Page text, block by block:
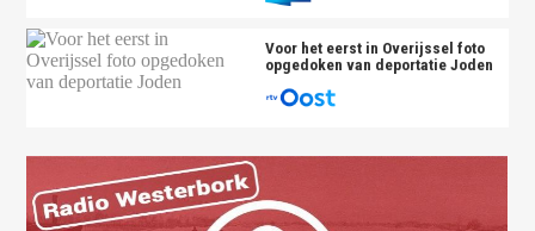
Voor het eerst in Overijssel foto
opgedoken van deportatie Joden